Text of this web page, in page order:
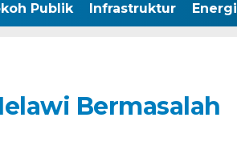
Publik Infrastruktur Energi
Bermasalah